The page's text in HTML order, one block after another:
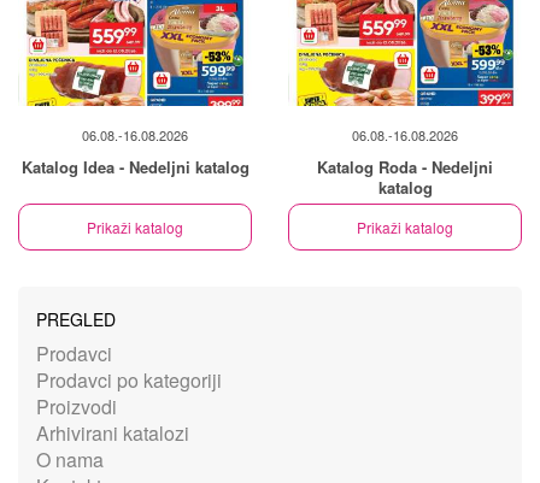
06.08.-16.08.2026
Katalog Idea - Nedeljni katalog
Prikaži katalog
06.08.-16.08.2026
Katalog Roda - Nedeljni
katalog
Prikaži katalog
PREGLED
Prodavci
Prodavci po kategoriji
Proizvodi
Arhivirani katalozi
O nama